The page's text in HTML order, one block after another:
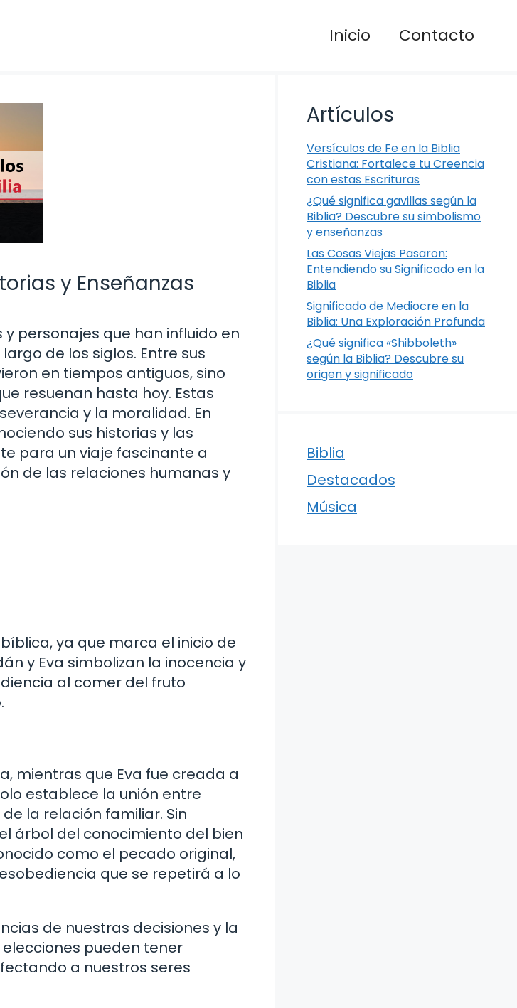
Inicio Contacto
y Enseñanzas
personajes que han influido en
de los siglos. Entre sus
en tiempos antiguos, sino
resuenan hasta hoy. Estas
y la moralidad. En
sus historias y las
para un viaje fascinante a
de las relaciones humanas y
ya que marca el inicio de
y Eva simbolizan la inocencia y
al comer del fruto
mientras que Eva fue creada a
establece la unión entre
la relación familiar. Sin
árbol del conocimiento del bien
como el pecado original,
que se repetirá a lo
de nuestras decisiones y la
pueden tener
a nuestros seres
Artículos
Versículos de Fe en la Biblia
Cristiana: Fortalece tu Creencia
con estas Escrituras
¿Qué significa gavillas según la
Biblia? Descubre su simbolismo
y enseñanzas
Las Cosas Viejas Pasaron:
Entendiendo su Significado en la
Biblia
Significado de Mediocre en la
Biblia: Una Exploración Profunda
¿Qué significa «Shibboleth»
según la Biblia? Descubre su
origen y significado
Biblia
Destacados
Música